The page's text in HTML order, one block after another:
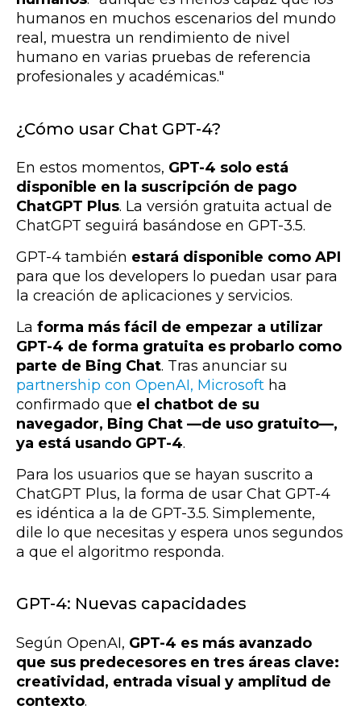
humanos en muchos escenarios del mundo
real, muestra un rendimiento de nivel
humano en varias pruebas de referencia
profesionales y académicas."
¿Cómo usar Chat GPT-4?
En estos momentos, GPT-4 solo está
disponible en la suscripción de pago
ChatGPT Plus. La versión gratuita actual de
ChatGPT seguirá basándose en GPT-3.5.
GPT-4 también estará disponible como API
para que los developers lo puedan usar para
la creación de aplicaciones y servicios.
La forma más fácil de empezar a utilizar
GPT-4 de forma gratuita es probarlo como
parte de Bing Chat. Tras anunciar su
partnership con OpenAI, Microsoft ha
confirmado que el chatbot de su
navegador, Bing Chat —de uso gratuito—,
ya está usando GPT-4.
Para los usuarios que se hayan suscrito a
ChatGPT Plus, la forma de usar Chat GPT-4
es idéntica a la de GPT-3.5. Simplemente,
dile lo que necesitas y espera unos segundos
a que el algoritmo responda.
GPT-4: Nuevas capacidades
Según OpenAI, GPT-4 es más avanzado
que sus predecesores en tres áreas clave:
creatividad, entrada visual y amplitud de
contexto.